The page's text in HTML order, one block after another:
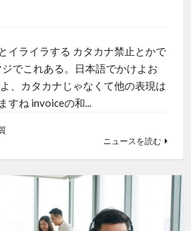
イライラする カタカナ禁止とかで
でこれある。日本語でかけよお
、カタカナじゃなくて他の表現は
すね invoiceの和...
ニュースを読む